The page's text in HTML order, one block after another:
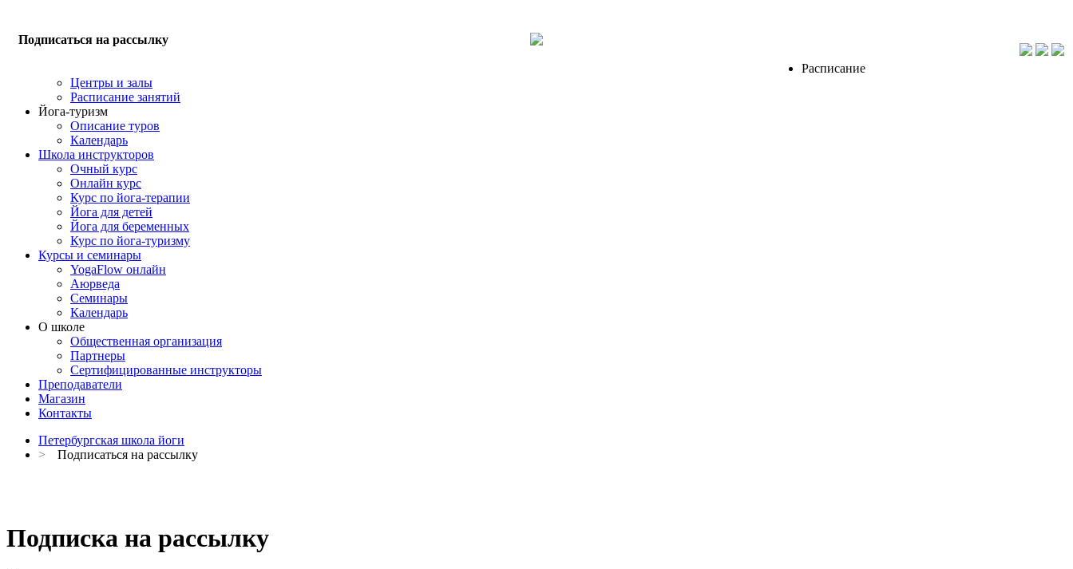
Подписаться на рассылку
Расписание
Центры и залы
Расписание занятий
Йога-туризм
Описание туров
Календарь
Школа инструкторов
Очный курс
Онлайн курс
Курс по йога-терапии
Йога для детей
Йога для беременных
Курс по йога-туризму
Курсы и семинары
YogaFlow онлайн
Аюрведа
Семинары
Календарь
О школе
Общественная организация
Партнеры
Сертифицированные инструкторы
Преподаватели
Магазин
Контакты
Петербургская школа йоги
>
Подписаться на рассылку
Подписка на рассылку